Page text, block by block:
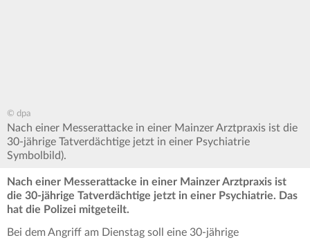
© dpa
Nach einer Messerattacke in einer Mainzer Arztpraxis ist die
30-jährige Tatverdächtige jetzt in einer Psychiatrie
Symbolbild).
Nach einer Messerattacke in einer Mainzer Arztpraxis ist
die 30-jährige Tatverdächtige jetzt in einer Psychiatrie. Das
hat die Polizei mitgeteilt.
Bei dem Angriff am Dienstag soll eine 30-jährige